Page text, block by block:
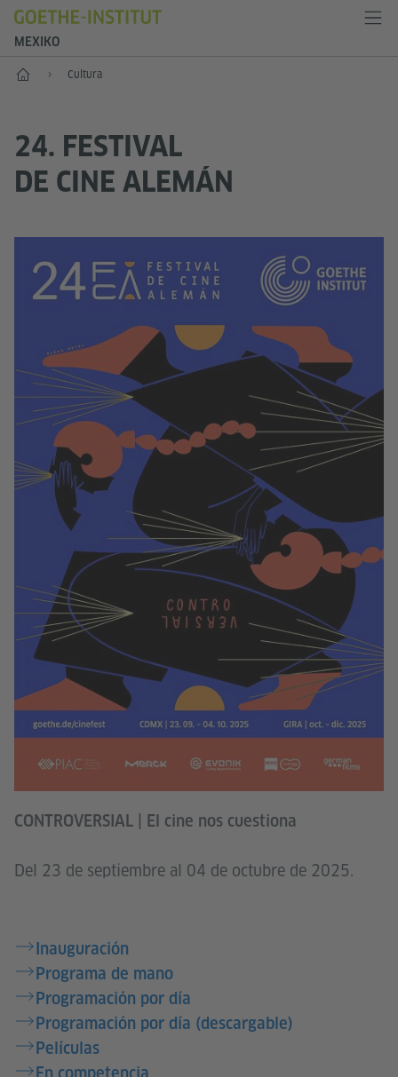
MEXIKO
Inicio Cultura
24. FESTIVAL
DE CINE ALEMÁN
CONTROVERSIAL | El cine nos cuestiona
Del 23 de septiembre al 04 de octubre de 2025.
Inauguración
Programa de mano
Programación por día
Programación por día (descargable)
Películas
En competencia